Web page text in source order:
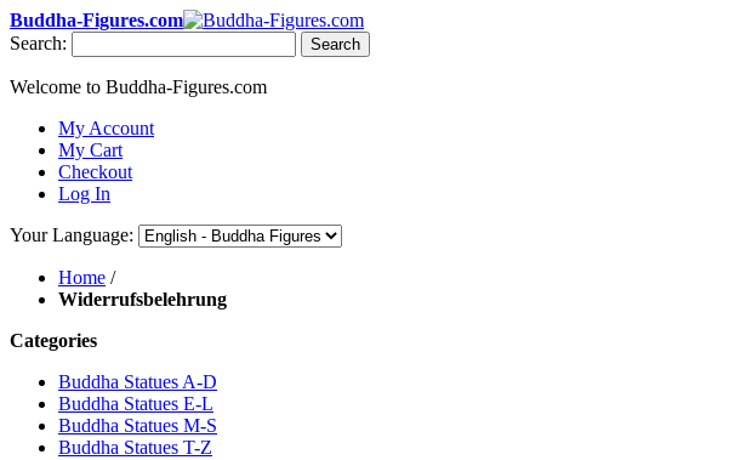
Buddha-Figures.com
Search:
Search
Welcome to Buddha-Figures.com
My Account
My Cart
Checkout
Log In
Your Language:
Home /
Widerrufsbelehrung
Categories
Buddha Statues A-D
Buddha Statues E-L
Buddha Statues M-S
Buddha Statues T-Z